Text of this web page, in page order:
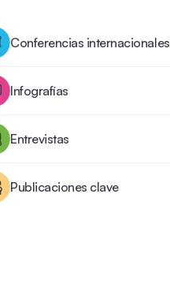
Conferencias internacionales
Infografías
Entrevistas
Publicaciones clave